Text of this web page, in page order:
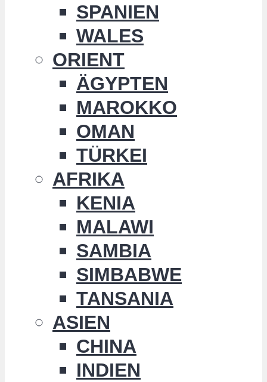
SPANIEN
WALES
ORIENT
ÄGYPTEN
MAROKKO
OMAN
TÜRKEI
AFRIKA
KENIA
MALAWI
SAMBIA
SIMBABWE
TANSANIA
ASIEN
CHINA
INDIEN